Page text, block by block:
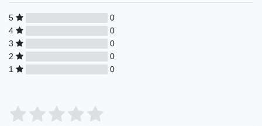
5
0
4
0
3
0
2
0
1
0